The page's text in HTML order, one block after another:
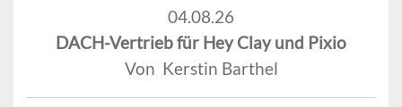
04.08.26
DACH-Vertrieb für Hey Clay und Pixio
Von Kerstin Barthel